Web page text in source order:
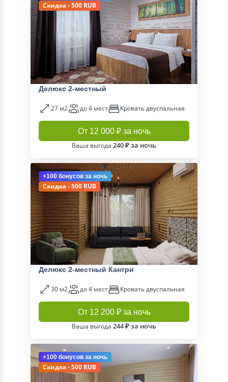
Скидка - 500 RUB
Делюкс 2-местный
27 м2 до 4 мест Кровать двуспальная
От 12 000 ₽ за ночь
Ваша выгода 240 ₽ за ночь
+100 бонусов за ночь
Скидка - 500 RUB
Делюкс 2-местный Кантри
30 м2 до 4 мест Кровать двуспальная
От 12 200 ₽ за ночь
Ваша выгода 244 ₽ за ночь
+100 бонусов за ночь
Скидка - 500 RUB